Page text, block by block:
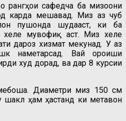
сафедча ба мизоҷони
карда мешавад. Миз аз чуб
пушонда шудааст, ки ба
мувофиқ аст. Миз хеле
дароз хизмат мекунад. У аз
наметарсад. Вай ороиши
худ дорад, ва дар 8 курсии
Диаметри миз 150 см
шакл ҳам ҳастанд ки метавон